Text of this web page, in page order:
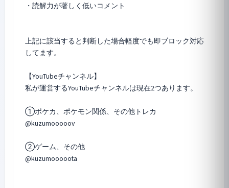
・読解力が著しく低いコメント
上記に該当すると判断した場合軽度でも即ブロック対応
してます。
【YouTubeチャンネル】
私が運営するYouTubeチャンネルは現在2つあります。
①ポケカ、ポケモン関係、その他トレカ
@kuzumooooov
②ゲーム、その他
@kuzumooooota